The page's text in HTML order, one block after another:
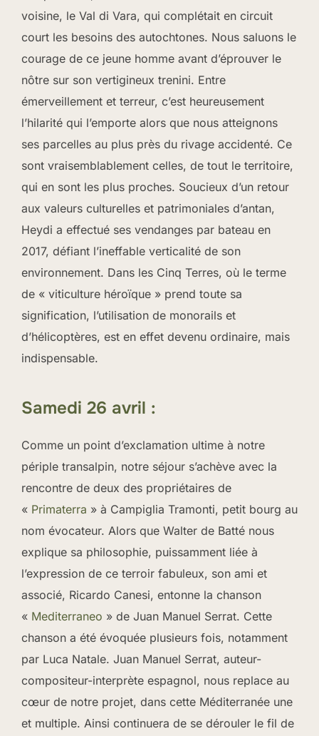
voisine, le Val di Vara, qui complétait en circuit
court les besoins des autochtones. Nous saluons le
courage de ce jeune homme avant d’éprouver le
nôtre sur son vertigineux trenini. Entre
émerveillement et terreur, c’est heureusement
l’hilarité qui l’emporte alors que nous atteignons
ses parcelles au plus près du rivage accidenté. Ce
sont vraisemblablement celles, de tout le territoire,
qui en sont les plus proches. Soucieux d’un retour
aux valeurs culturelles et patrimoniales d’antan,
Heydi a effectué ses vendanges par bateau en
2017, défiant l’ineffable verticalité de son
environnement. Dans les Cinq Terres, où le terme
de « viticulture héroïque » prend toute sa
signification, l’utilisation de monorails et
d’hélicoptères, est en effet devenu ordinaire, mais
indispensable.
Samedi 26 avril :
Comme un point d’exclamation ultime à notre
périple transalpin, notre séjour s’achève avec la
rencontre de deux des propriétaires de
« Primaterra » à Campiglia Tramonti, petit bourg au
nom évocateur. Alors que Walter de Batté nous
explique sa philosophie, puissamment liée à
l’expression de ce terroir fabuleux, son ami et
associé, Ricardo Canesi, entonne la chanson
« Mediterraneo » de Juan Manuel Serrat. Cette
chanson a été évoquée plusieurs fois, notamment
par Luca Natale. Juan Manuel Serrat, auteur-
compositeur-interprète espagnol, nous replace au
cœur de notre projet, dans cette Méditerranée une
et multiple. Ainsi continuera de se dérouler le fil de